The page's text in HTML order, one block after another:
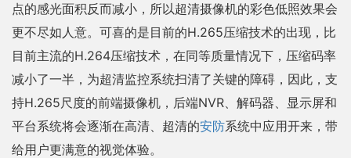
点的感光面积反而减小，所以超清摄像机的彩色低照效果会
更不尽如人意。可喜的是目前的H.265压缩技术的出现，比
目前主流的H.264压缩技术，在同等质量情况下，压缩码率
减小了一半，为超清监控系统扫清了关键的障碍，因此，支
持H.265尺度的前端摄像机，后端NVR、解码器、显示屏和
平台系统将会逐渐在高清、超清的安防系统中应用开来，带
给用户更满意的视觉体验。